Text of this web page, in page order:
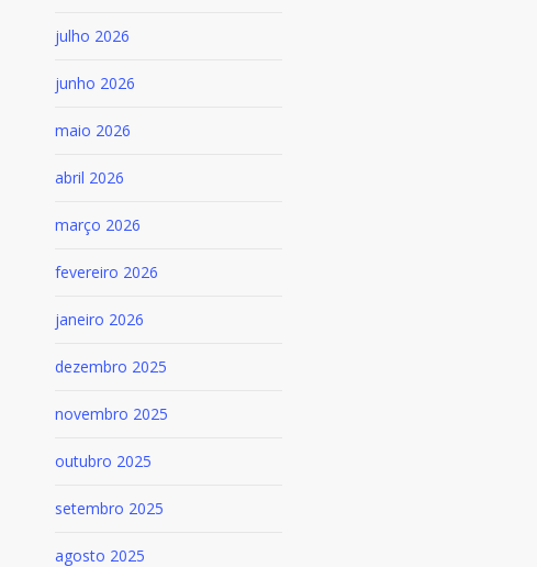
julho 2026
junho 2026
maio 2026
abril 2026
março 2026
fevereiro 2026
janeiro 2026
dezembro 2025
novembro 2025
outubro 2025
setembro 2025
agosto 2025